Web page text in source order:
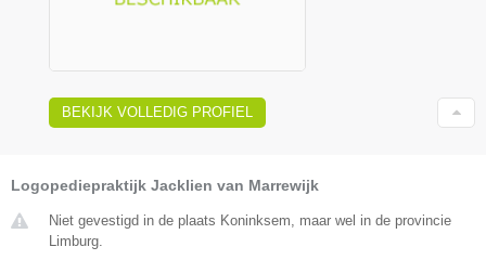
BEKIJK VOLLEDIG PROFIEL
Logopediepraktijk Jacklien van Marrewijk
Niet gevestigd in de plaats Koninksem, maar wel in de provincie
Limburg.